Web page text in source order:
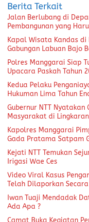
Berita Terkait
Jalan Berlubang di
Pembangunan yang
Kapal Wisata Kandas di
Gabungan Labuan Bajo
Polres Manggarai Siap
Upacara Paskah Tahun
Kedua Pelaku
Hukuman Lima Tahun
Gubernur NTT
Masyarakat di
Kapolres Manggarai
Gada Pratama Satpam
Kejati NTT Temukan
Irigasi Wae Ces
Video Viral Kasus
Telah Dilaporkan
Iwan Tuaji Mendadak
Ada Apa ?
Camat Buka Kegiatan